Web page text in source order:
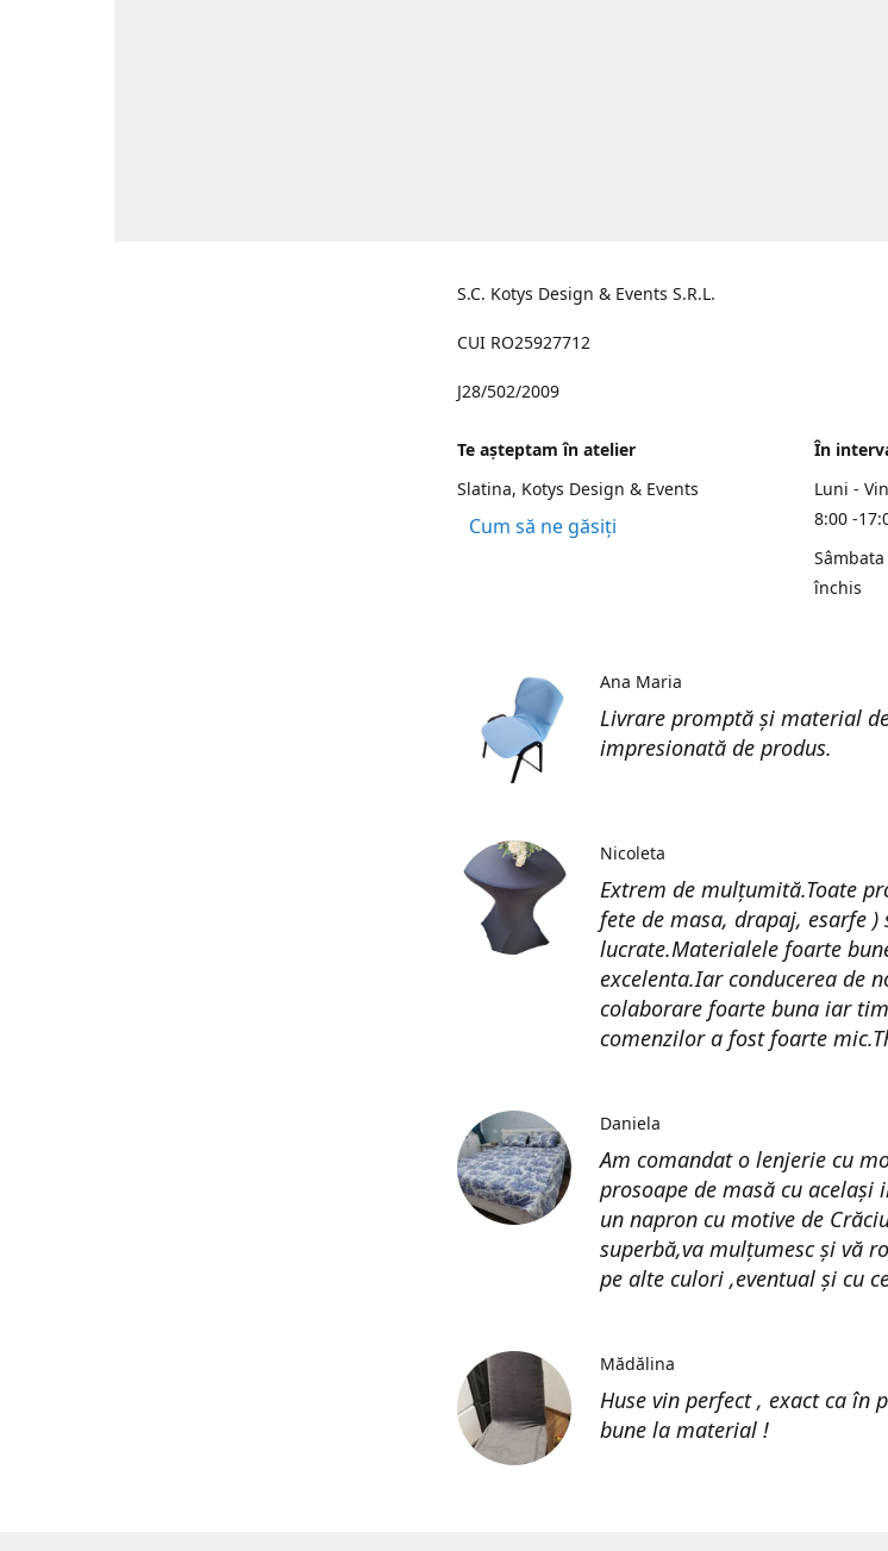
S.C. Kotys Design & Events S.R.L.
CUI RO25927712
J28/502/2009
Te aşteptam în atelier
Slatina, Kotys Design & Events
Cum să ne găsiți
În
Luni -
8:00 -
închis
Livrare promptă și material
impresionată de produs.
Ana Maria
Extrem de mulțumită.Toate
fete de masa, drapaj, esarfe
lucrate.Materialele foarte
excelenta.Iar conducerea de
colaborare foarte buna iar
comenzilor a fost foarte
Nicoleta
Am comandat o lenjerie cu
prosoape de masă cu
un napron cu motive de
superbă,va mulțumesc și vă
pe alte culori ,eventual și cu
Daniela
Huse vin perfect , exact ca în
bune la material !
Mădălina